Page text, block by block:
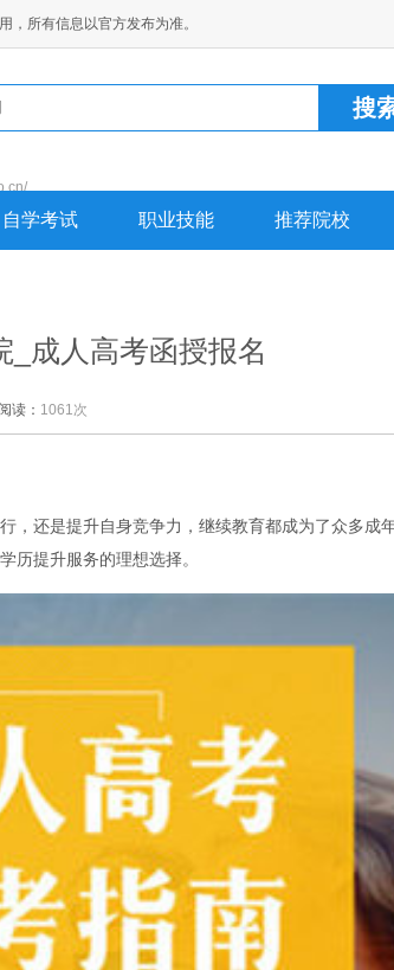
，所有信息以官方发布为准。
自学考试 职业技能 推荐院校
成人高考函授报名
阅读： 1061次
，还是提升自身竞争力，继续教育都成为了众多成
历提升服务的理想选择。